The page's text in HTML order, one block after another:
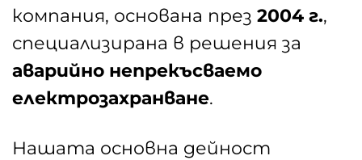
компания, основана през 2004 г.,
специализирана в решения за
аварийно непрекъсваемо
електрозахранване.
Нашата основна дейност